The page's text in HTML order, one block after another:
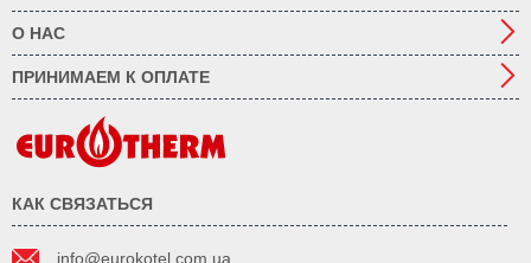
О НАС
ПРИНИМАЕМ К ОПЛАТЕ
КАК СВЯЗАТЬСЯ
info@eurokotel.com.ua